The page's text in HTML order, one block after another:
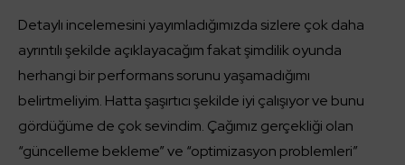
Detaylı incelemesini yayımladığımızda sizlere çok daha
ayrıntılı şekilde açıklayacağım fakat şimdilik oyunda
herhangi bir performans sorunu yaşamadığımı
belirtmeliyim. Hatta şaşırtıcı şekilde iyi çalışıyor ve bunu
gördüğüme de çok sevindim. Çağımız gerçekliği olan
“güncelleme bekleme” ve “optimizasyon problemleri”